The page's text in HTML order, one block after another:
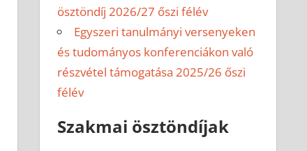
ösztöndíj 2026/27 őszi félév
Egyszeri tanulmányi versenyeken
és tudományos konferenciákon való
részvétel támogatása 2025/26 őszi
félév
Szakmai ösztöndíjak